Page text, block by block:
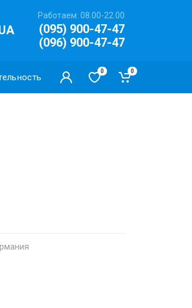
Работаем: 08.00-22.00
(095) 900-47-47
(096) 900-47-47
0 0